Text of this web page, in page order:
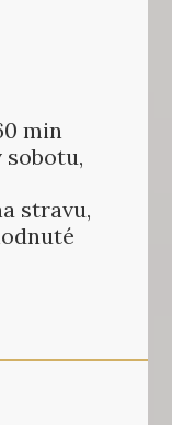
min
sobotu,
stravu,